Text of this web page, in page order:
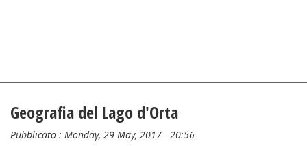
Geografia del Lago d'Orta
Pubblicato : Monday, 29 May, 2017 - 20:56